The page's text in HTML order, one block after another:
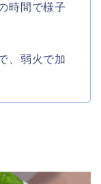
時間で様子
、弱火で加